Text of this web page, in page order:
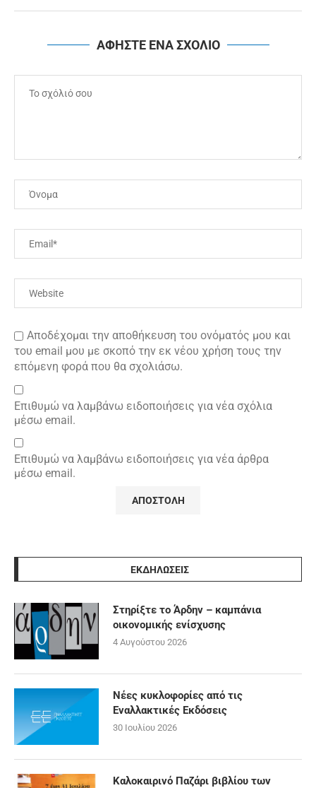
ΑΦΗΣΤΕ ΕΝΑ ΣΧΟΛΙΟ
Αποδέχομαι την αποθήκευση του ονόματός μου και
του email μου με σκοπό την εκ νέου χρήση τους την
επόμενη φορά που θα σχολιάσω.
Επιθυμώ να λαμβάνω ειδοποιήσεις για νέα σχόλια
μέσω email.
Επιθυμώ να λαμβάνω ειδοποιήσεις για νέα άρθρα
μέσω email.
ΕΚΔΗΛΩΣΕΙΣ
Στηρίξτε το Άρδην – καμπάνια
οικονομικής ενίσχυσης
4 Αυγούστου 2026
Νέες κυκλοφορίες από τις
Εναλλακτικές Εκδόσεις
30 Ιουλίου 2026
Καλοκαιρινό Παζάρι βιβλίου των